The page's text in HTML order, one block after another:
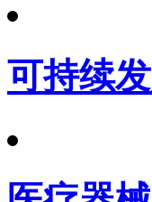
可持续